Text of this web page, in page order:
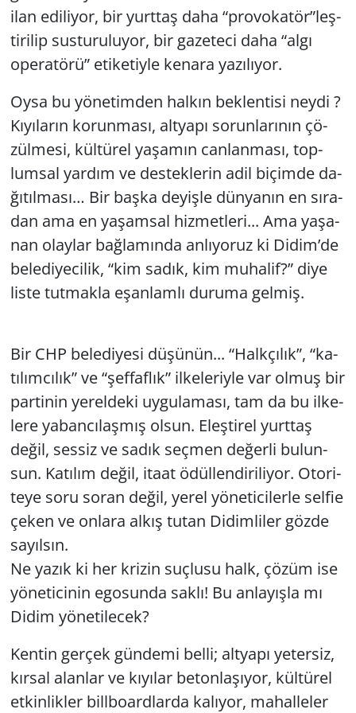
ilan edi­li­yor, bir yurt­taş daha “pro­vo­ka­tör”leş­
ti­ri­lip sus­tu­ru­lu­yor, bir ga­ze­te­ci daha “algı
ope­ra­tö­rü” eti­ke­tiy­le ke­na­ra ya­zı­lı­yor.
Oysa bu yö­ne­tim­den hal­kın bek­len­ti­si neydi ?
Kı­yı­la­rın ko­run­ma­sı, alt­ya­pı so­run­la­rı­nın çö­
zül­me­si, kül­tü­rel ya­şa­mın can­lan­ma­sı, top­
lum­sal yar­dım ve des­tek­le­rin adil bi­çim­de da­
ğı­tıl­ma­sı… Bir başka de­yiş­le dün­ya­nın en sı­ra­
dan ama en ya­şam­sal hiz­met­le­ri... Ama ya­şa­
nan olay­lar bağ­la­mın­da an­lı­yo­ruz ki Didim’de
be­le­di­ye­ci­lik, “kim sadık, kim mu­ha­lif?” diye
liste tut­mak­la eşan­lam­lı du­ru­ma gel­miş.
Bir CHP be­le­di­ye­si dü­şü­nün... “Halk­çı­lık”, “ka­
tı­lım­cı­lık” ve “şef­faf­lık” il­ke­le­riy­le var olmuş bir
par­ti­nin ye­rel­de­ki uy­gu­la­ma­sı, tam da bu il­ke­
le­re ya­ban­cı­laş­mış olsun. Eleş­ti­rel yurt­taş
değil, ses­siz ve sadık seç­men de­ğer­li bu­lun­
sun. Ka­tı­lım değil, itaat ödül­len­di­ri­li­yor. Oto­ri­
te­ye soru soran değil, yerel yö­ne­ti­ci­ler­le sel­fie
çeken ve on­la­ra alkış tutan Di­dim­li­ler gözde
sa­yıl­sın.
Ne yazık ki her kri­zin suç­lu­su halk, çözüm ise
yö­ne­ti­ci­nin ego­sun­da saklı! Bu an­la­yış­la mı
Didim yö­ne­ti­lecek?
Ken­tin ger­çek gün­de­mi belli; alt­ya­pı ye­ter­siz,
kır­sal alan­lar ve kı­yı­lar be­ton­la­şı­yor, kül­tü­rel
et­kin­lik­ler bill­bo­ard­lar­da ka­lı­yor, ma­hal­le­ler